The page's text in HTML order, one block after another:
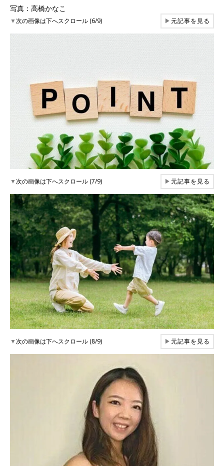
写真：高橋かなこ
▼次の画像は下へスクロール (6/9) ▶元記事を見る
▼次の画像は下へスクロール (7/9) ▶元記事を見る
▼次の画像は下へスクロール (8/9) ▶元記事を見る